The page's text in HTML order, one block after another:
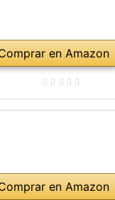
en Amazon
en Amazon